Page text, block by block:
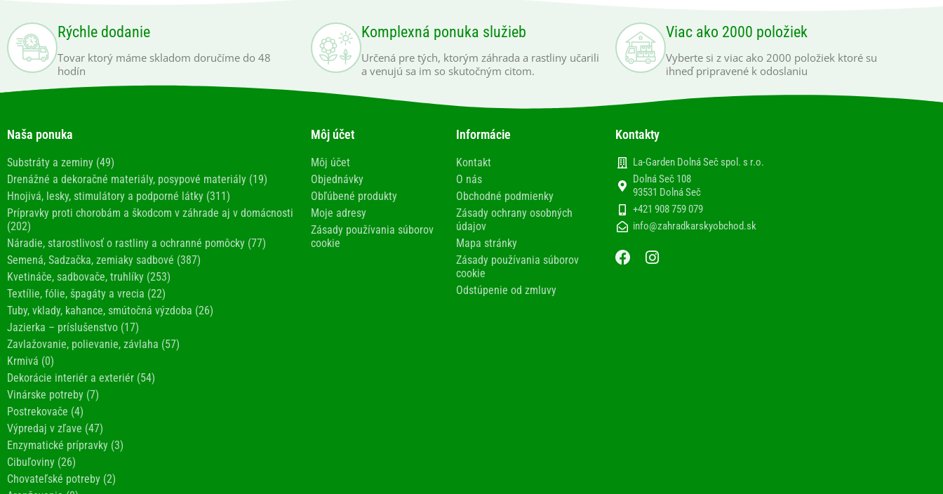
Rýchle dodanie
Tovar ktorý máme skladom doručíme do 48
hodín
Komplexná ponuka služieb
Určená pre tých, ktorým záhrada a rastliny učarili
a venujú sa im so skutočným citom.
Viac ako 2000 položiek
Vyberte si z viac ako 2000 položiek ktoré su
ihneď pripravené k odoslaniu
Naša ponuka
Substráty a zeminy (49)
Drenážné a dekoračné materiály, posypové materiály (19)
Hnojivá, lesky, stimulátory a podporné látky (311)
Prípravky proti chorobám a škodcom v záhrade aj v domácnosti
(202)
Náradie, starostlivosť o rastliny a ochranné pomôcky (77)
Semená, Sadzačka, zemiaky sadbové (387)
Kvetináče, sadbovače, truhlíky (253)
Textílie, fólie, špagáty a vrecia (22)
Tuby, vklady, kahance, smútočná výzdoba (26)
Jazierka – príslušenstvo (17)
Zavlažovanie, polievanie, závlaha (57)
Krmivá (0)
Dekorácie interiér a exteriér (54)
Vinárske potreby (7)
Postrekovače (4)
Výpredaj v zľave (47)
Enzymatické prípravky (3)
Cibuľoviny (26)
Chovateľské potreby (2)
Môj účet
Môj účet
Objednávky
Obľúbené produkty
Moje adresy
Zásady používania súborov
cookie
Informácie
Kontakt
O nás
Obchodné podmienky
Zásady ochrany osobných
údajov
Mapa stránky
Zásady používania súborov
cookie
Odstúpenie od zmluvy
Kontakty
La-Garden Dolná Seč spol. s r.o.
Dolná Seč 108
93531 Dolná Seč
+421 908 759 079
info@zahradkarskyobchod.sk
F
a
I
n